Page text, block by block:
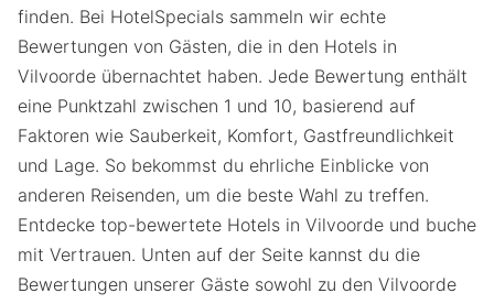
finden. Bei HotelSpecials sammeln wir echte
Bewertungen von Gästen, die in den Hotels in
Vilvoorde übernachtet haben. Jede Bewertung enthält
eine Punktzahl zwischen 1 und 10, basierend auf
Faktoren wie Sauberkeit, Komfort, Gastfreundlichkeit
und Lage. So bekommst du ehrliche Einblicke von
anderen Reisenden, um die beste Wahl zu treffen.
Entdecke top-bewertete Hotels in Vilvoorde und buche
mit Vertrauen. Unten auf der Seite kannst du die
Bewertungen unserer Gäste sowohl zu den Vilvoorde